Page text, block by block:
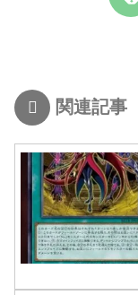
関連記事